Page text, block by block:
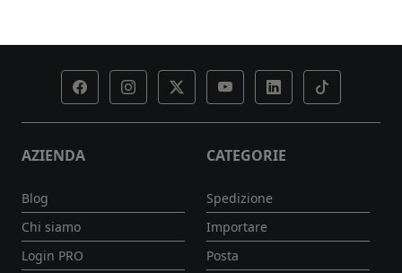
AZIENDA
Blog
Chi siamo
Login PRO
CATEGORIE
Spedizione
Importare
Posta